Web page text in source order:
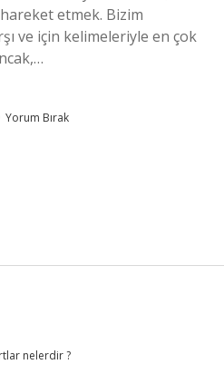
hareket etmek. Bizim
ve için kelimeleriyle en çok
Yorum Bırak
nelerdir ?